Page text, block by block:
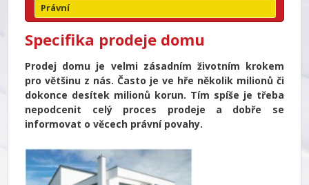
Právní
Specifika prodeje domu
Prodej domu je velmi zásadním životním krokem
pro většinu z nás. Často je ve hře několik milionů či
dokonce desítek milionů korun. Tím spíše je třeba
nepodcenit celý proces prodeje a dobře se
informovat o věcech právní povahy.